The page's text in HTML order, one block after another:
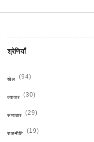
श्रेणियाँ
खेल (94)
व्यापार (30)
समाचार (29)
राजनीति (19)